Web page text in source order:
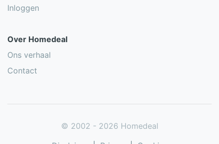
Inloggen
Over Homedeal
Ons verhaal
Contact
© 2002 - 2026 Homedeal